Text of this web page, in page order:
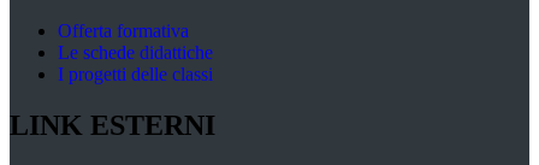
Offerta formativa
Le schede didattiche
I progetti delle classi
LINK ESTERNI